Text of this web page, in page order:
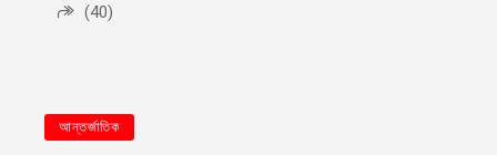
(40)
আন্তর্জাতিক